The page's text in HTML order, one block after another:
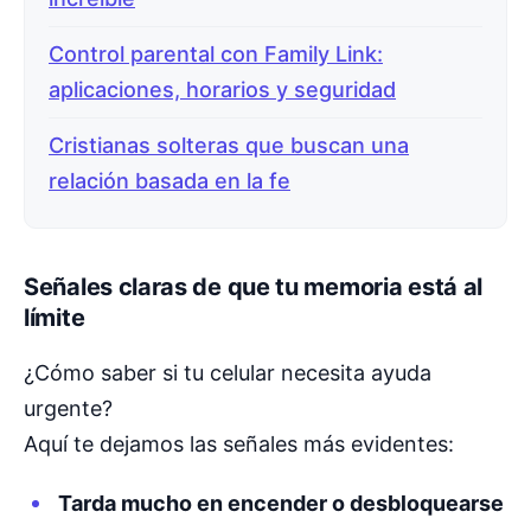
Control parental con Family Link:
aplicaciones, horarios y seguridad
Cristianas solteras que buscan una
relación basada en la fe
Señales claras de que tu memoria está al
límite
¿Cómo saber si tu celular necesita ayuda
urgente?
Aquí te dejamos las señales más evidentes:
Tarda mucho en encender o desbloquearse